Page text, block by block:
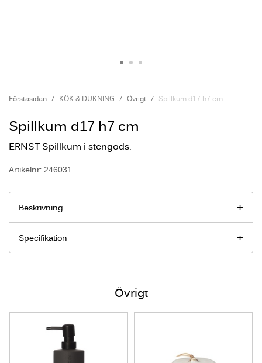
Förstasidan KÖK & DUKNING Övrigt Spillkum d17 h7 cm
Spillkum d17 h7 cm
ERNST Spillkum i stengods.
Artikelnr: 246031
Beskrivning
Specifikation
Övrigt